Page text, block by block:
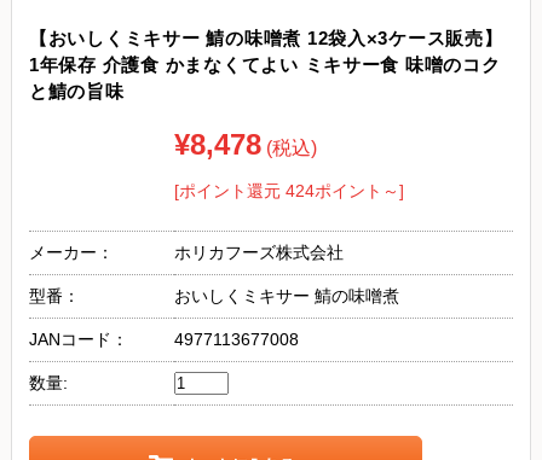
【おいしくミキサー 鯖の味噌煮 12袋入×3ケース販売】
1年保存 介護食 かまなくてよい ミキサー食 味噌のコク
と鯖の旨味
¥8,478 (税込)
[ポイント還元 424ポイント～]
メーカー： ホリカフーズ株式会社
型番： おいしくミキサー 鯖の味噌煮
JANコード： 4977113677008
数量: